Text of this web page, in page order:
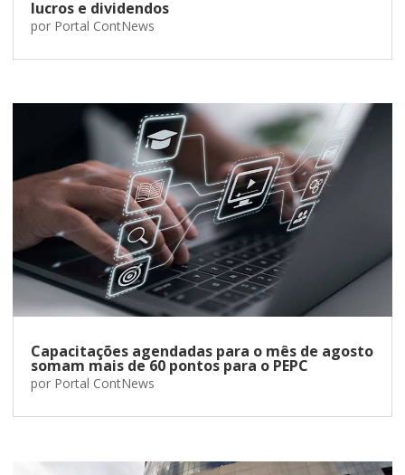
lucros e dividendos
por Portal ContNews
Capacitações agendadas para o mês de agosto
somam mais de 60 pontos para o PEPC
por Portal ContNews